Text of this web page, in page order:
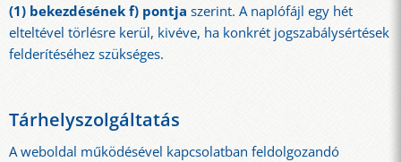
(1) bekezdésének f) pontja szerint. A naplófájl egy hét
elteltével törlésre kerül, kivéve, ha konkrét jogszabálysértések
felderítéséhez szükséges.
Tárhelyszolgáltatás
A weboldal működésével kapcsolatban feldolgozandó